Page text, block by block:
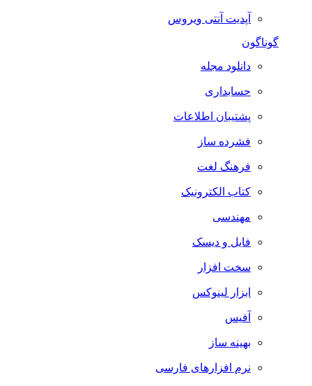
آپدیت آنتی ویروس
گوناگون
دانلود مجله
حسابداری
پشتیبان اطلاعات
فشرده ساز
فرهنگ لغت
کتاب الکترونیک
مهندسی
فایل و دیسک
سخت افزار
ابزار لینوکس
آفیس
بهینه ساز
نرم افزارهای فارسی